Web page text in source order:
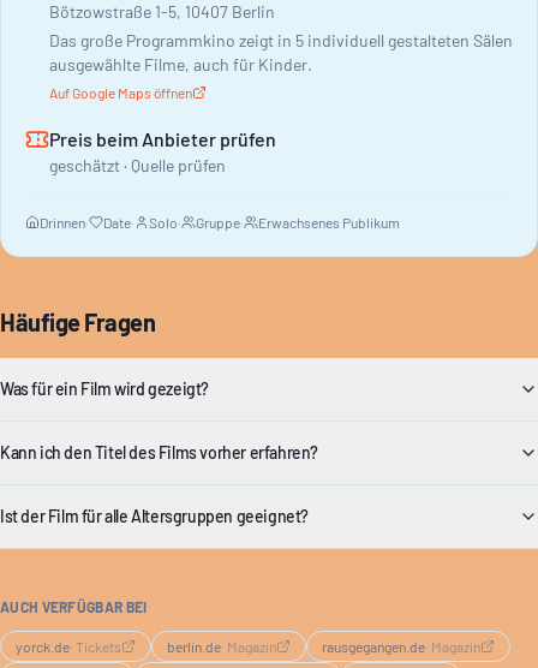
Bötzowstraße 1-5, 10407 Berlin
Das große Programmkino zeigt in 5 individuell gestalteten Sälen
ausgewählte Filme, auch für Kinder.
Auf Google Maps öffnen
Preis beim Anbieter prüfen
geschätzt · Quelle prüfen
Drinnen· Date· Solo· Gruppe· Erwachsenes Publikum
Häufige Fragen
Was für ein Film wird gezeigt?
Kann ich den Titel des Films vorher erfahren?
Ist der Film für alle Altersgruppen geeignet?
AUCH VERFÜGBAR BEI
yorck.de· Tickets berlin.de· Magazin rausgegangen.de· Magazin